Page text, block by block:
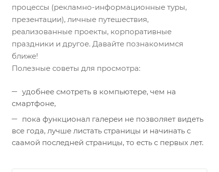
процессы (рекламно-информационные туры,
презентации), личные путешествия,
реализованные проекты, корпоративные
праздники и другое. Давайте познакомимся
ближе!
Полезные советы для просмотра:
удобнее смотреть в компьютере, чем на
смартфоне,
пока функционал галереи не позволяет видеть
все года, лучше листать страницы и начинать с
саамой последней страницы, то есть с первых лет.